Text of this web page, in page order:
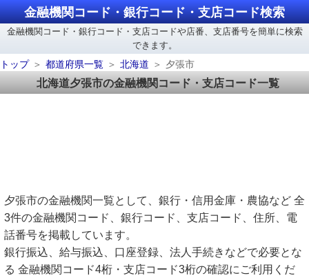
金融機関コード・銀行コード・支店コード検索
金融機関コード・銀行コード・支店コードや店番、支店番号を簡単に検索
できます。
トップ
都道府県一覧 北海道 夕張市
北海道夕張市の金融機関コード・支店コード一覧
夕張市の金融機関一覧として、銀行・信用金庫・農協など 全
3件の金融機関コード、銀行コード、支店コード、住所、電
話番号を掲載しています。
銀行振込、給与振込、口座登録、法人手続きなどで必要とな
る 金融機関コード4桁・支店コード3桁の確認にご利用くだ